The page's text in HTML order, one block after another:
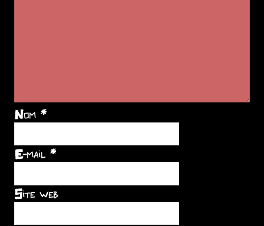
Nom *
E-mail *
Site web